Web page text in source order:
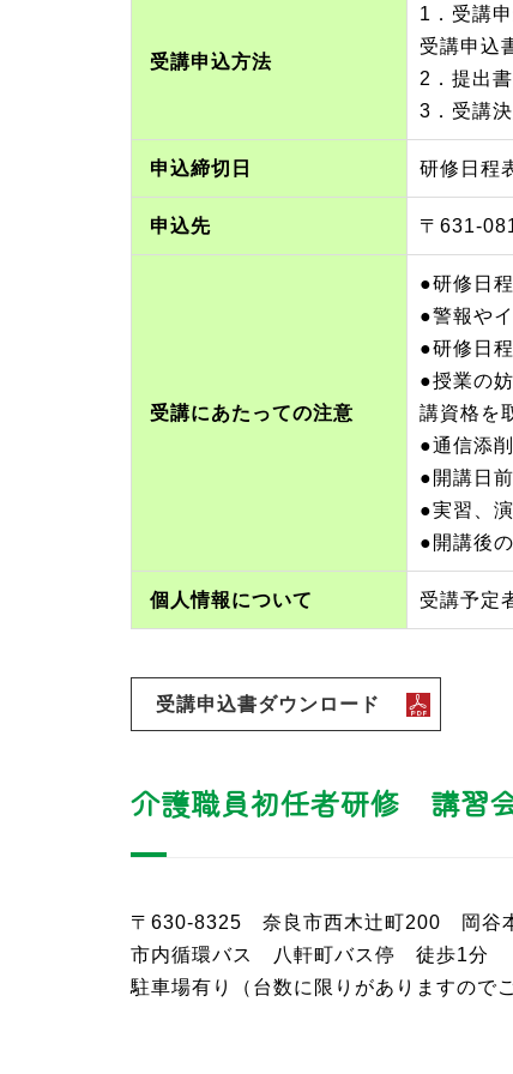
受講申込方法
1．受講
受講申込
2．提出
3．受講
申込締切日 研修日程
申込先 〒631-
受講にあたっての注意
●研修日
●警報や
●研修日
●授業の
講資格を
●通信添
●開講日
●実習、
●開講後
個人情報について 受講予定
受講申込書ダウンロード
介護職員初任者研修 講習
〒630-8325 奈良市西木辻町200 岡谷
市内循環バス 八軒町バス停 徒歩1分
駐車場有り（台数に限りがありますので